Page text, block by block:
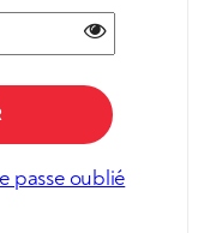
passe oublié